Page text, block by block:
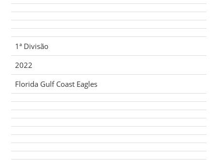
1ª Divisão
2022
Florida Gulf Coast Eagles